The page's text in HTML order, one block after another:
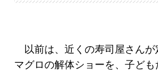
以前は、近くの寿司屋さんが
マグロの解体ショーを、子ど